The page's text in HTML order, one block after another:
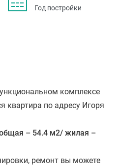
Год постройки
комплексе
квартира по адресу Игоря
– 54.4 м2/ жилая –
ремонт вы можете